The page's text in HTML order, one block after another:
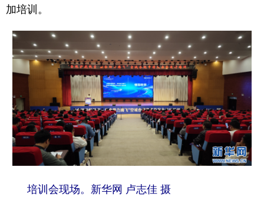
融媒联播
六盘水 毕节 铜仁 黔东南
黔南 黔西南
地方频道
北京 天津 河北 山西
辽宁 吉林 上海 江苏
浙江 安徽 福建
加培训。
培训会现场。新华网 卢志佳 摄